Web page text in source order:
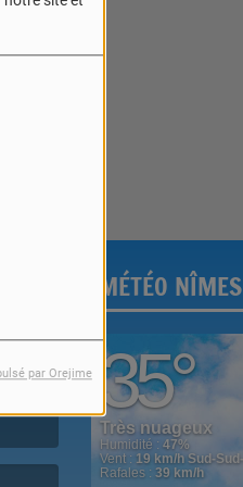
par Orejime
MÉTÉO NÎMES